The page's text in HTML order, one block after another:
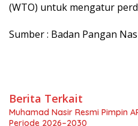
(WTO) untuk mengatur
Sumber : Badan Pangan
Berita Terkait
Muhamad Nasir Resmi Pimpin
Periode 2026–2030